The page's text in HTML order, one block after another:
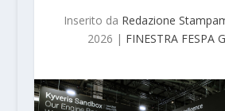
Inserito da Redazione
2026 | FINESTRA FESPA